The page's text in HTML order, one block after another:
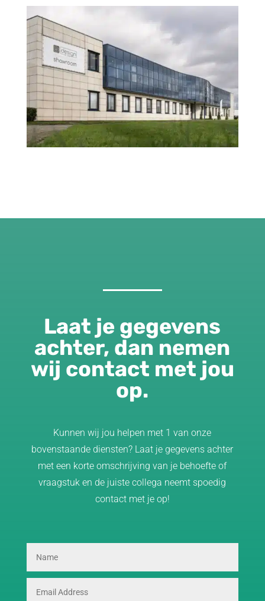
Laat je gegevens
achter, dan nemen
wij contact met jou
op.
Kunnen wij jou helpen met 1 van onze
bovenstaande diensten? Laat je gegevens achter
met een korte omschrijving van je behoefte of
vraagstuk en de juiste collega neemt spoedig
contact met je op!